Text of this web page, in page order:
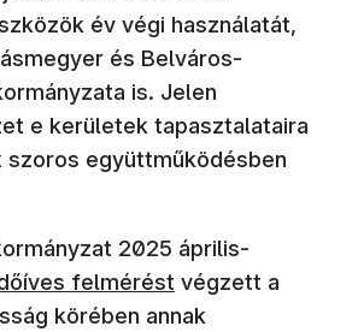
év végi használatát,
és Belváros-
is. Jelen
e kerületek tapasztalataira
szoros együttműködésben
2025 április-
felmérést végzett a
körében annak